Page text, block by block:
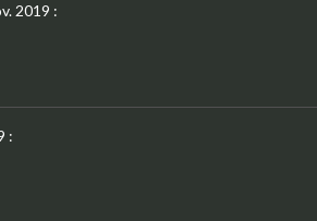
2019 :
: